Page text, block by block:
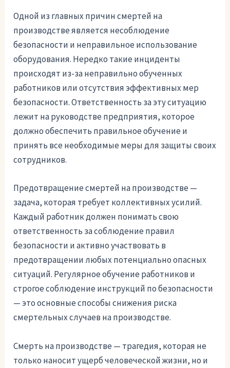
Одной из главных причин смертей на
производстве является несоблюдение
безопасности и неправильное использование
оборудования. Нередко такие инциденты
происходят из-за неправильно обученных
работников или отсутствия эффективных мер
безопасности. Ответственность за эту ситуацию
лежит на руководстве предприятия, которое
должно обеспечить правильное обучение и
принять все необходимые меры для защиты своих
сотрудников.
Предотвращение смертей на производстве —
задача, которая требует коллективных усилий.
Каждый работник должен понимать свою
ответственность за соблюдение правил
безопасности и активно участвовать в
предотвращении любых потенциально опасных
ситуаций. Регулярное обучение работников и
строгое соблюдение инструкций по безопасности
— это основные способы снижения риска
смертельных случаев на производстве.
Смерть на производстве — трагедия, которая не
только наносит ущерб человеческой жизни, но и